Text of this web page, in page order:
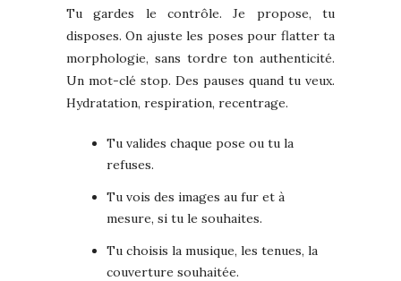
Tu gardes le contrôle. Je propose, tu
disposes. On ajuste les poses pour flatter ta
morphologie, sans tordre ton authenticité.
Un mot-clé stop. Des pauses quand tu veux.
Hydratation, respiration, recentrage.
Tu valides chaque pose ou tu la
refuses.
Tu vois des images au fur et à
mesure, si tu le souhaites.
Tu choisis la musique, les tenues, la
couverture souhaitée.